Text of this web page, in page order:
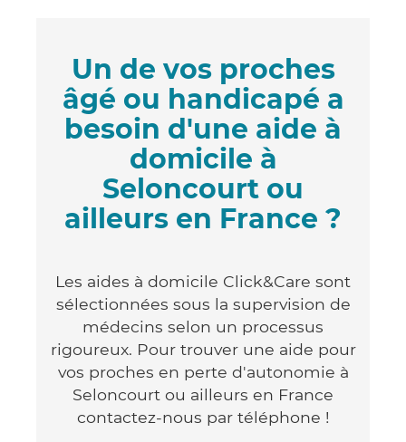
Un de vos proches
âgé ou handicapé a
besoin d'une aide à
domicile à
Seloncourt ou
ailleurs en France ?
Les aides à domicile Click&Care sont
sélectionnées sous la supervision de
médecins selon un processus
rigoureux. Pour trouver une aide pour
vos proches en perte d'autonomie à
Seloncourt ou ailleurs en France
contactez-nous par téléphone !